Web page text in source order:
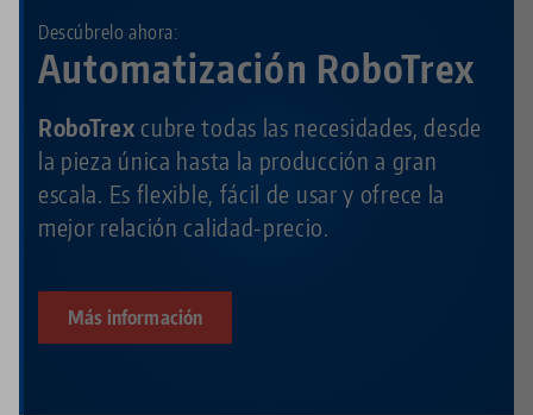
Automatización RoboTrex
Descúbrelo ahora:
RoboTrex cubre todas las necesidades, desde
la pieza única hasta la producción a gran
escala. Es flexible, fácil de usar y ofrece la
mejor relación calidad-precio.
Más información